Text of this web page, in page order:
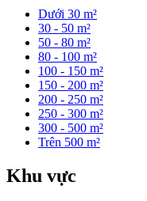
Dưới 30 m²
30 - 50 m²
50 - 80 m²
80 - 100 m²
100 - 150 m²
150 - 200 m²
200 - 250 m²
250 - 300 m²
300 - 500 m²
Trên 500 m²
Khu vực